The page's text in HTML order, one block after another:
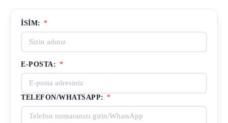
İSIM: *
E-POSTA: *
TELEFON/WHATSAPP: *